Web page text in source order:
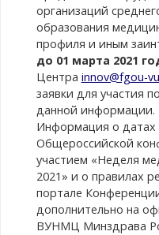
организаций
образования
профиля и иным
до 01 марта 2021
Центра innov@fgou-
заявки для участия
данной информации.
Информация о датах
Общероссийской
участием «Неделя
2021» и о правилах
портале
дополнительно на
ВУНМЦ Минздрава